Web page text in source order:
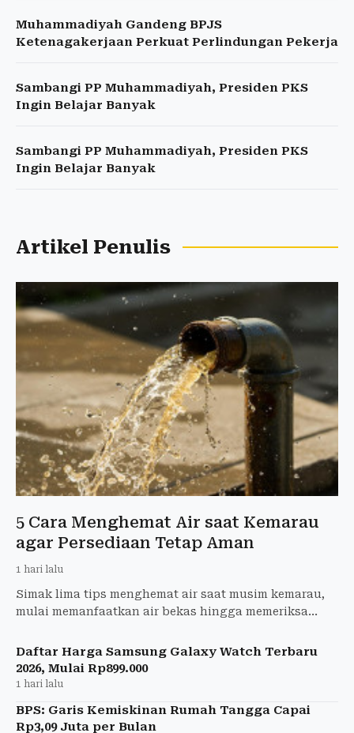
Muhammadiyah Gandeng BPJS
Ketenagakerjaan Perkuat Perlindungan Pekerja
Sambangi PP Muhammadiyah, Presiden PKS
Ingin Belajar Banyak
Sambangi PP Muhammadiyah, Presiden PKS
Ingin Belajar Banyak
Artikel Penulis
5 Cara Menghemat Air saat Kemarau
agar Persediaan Tetap Aman
1 hari lalu
Simak lima tips menghemat air saat musim kemarau,
mulai memanfaatkan air bekas hingga memeriksa
Daftar Harga Samsung Galaxy Watch Terbaru
2026, Mulai Rp899.000
1 hari lalu
BPS: Garis Kemiskinan Rumah Tangga Capai
Rp3,09 Juta per Bulan